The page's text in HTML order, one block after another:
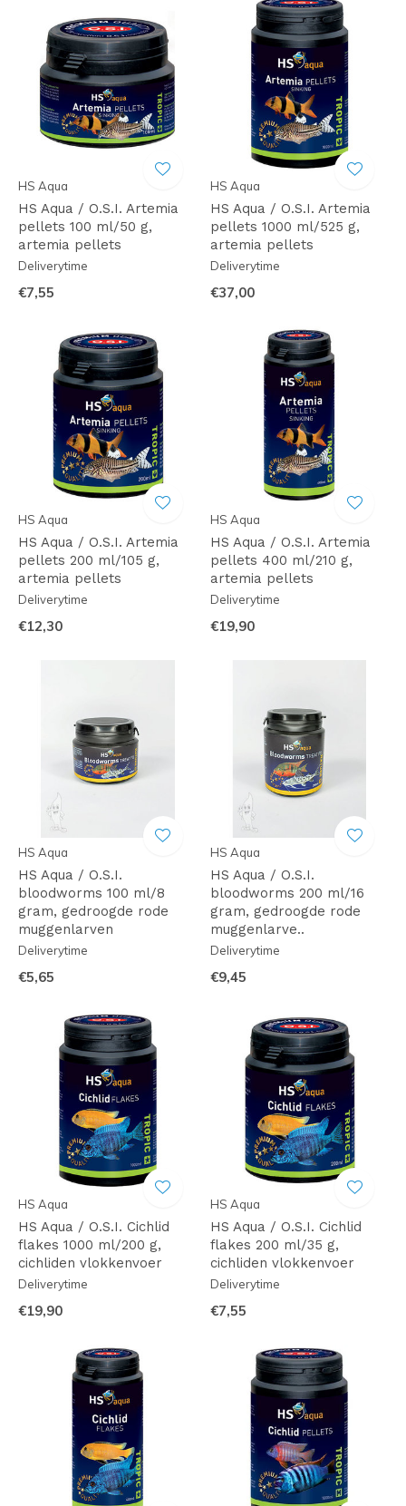
HS Aqua
HS Aqua / O.S.I. Artemia
pellets 100 ml/50 g,
artemia pellets
Deliverytime
€7,55
HS Aqua
HS Aqua / O.S.I. Artemia
pellets 1000 ml/525 g,
artemia pellets
Deliverytime
€37,00
HS Aqua
HS Aqua / O.S.I. Artemia
pellets 200 ml/105 g,
artemia pellets
Deliverytime
€12,30
HS Aqua
HS Aqua / O.S.I. Artemia
pellets 400 ml/210 g,
artemia pellets
Deliverytime
€19,90
HS Aqua
HS Aqua / O.S.I.
bloodworms 100 ml/8
gram, gedroogde rode
muggenlarven
Deliverytime
€5,65
HS Aqua
HS Aqua / O.S.I.
bloodworms 200 ml/16
gram, gedroogde rode
muggenlarve..
Deliverytime
€9,45
HS Aqua
HS Aqua / O.S.I. Cichlid
flakes 1000 ml/200 g,
cichliden vlokkenvoer
Deliverytime
€19,90
HS Aqua
HS Aqua / O.S.I. Cichlid
flakes 200 ml/35 g,
cichliden vlokkenvoer
Deliverytime
€7,55